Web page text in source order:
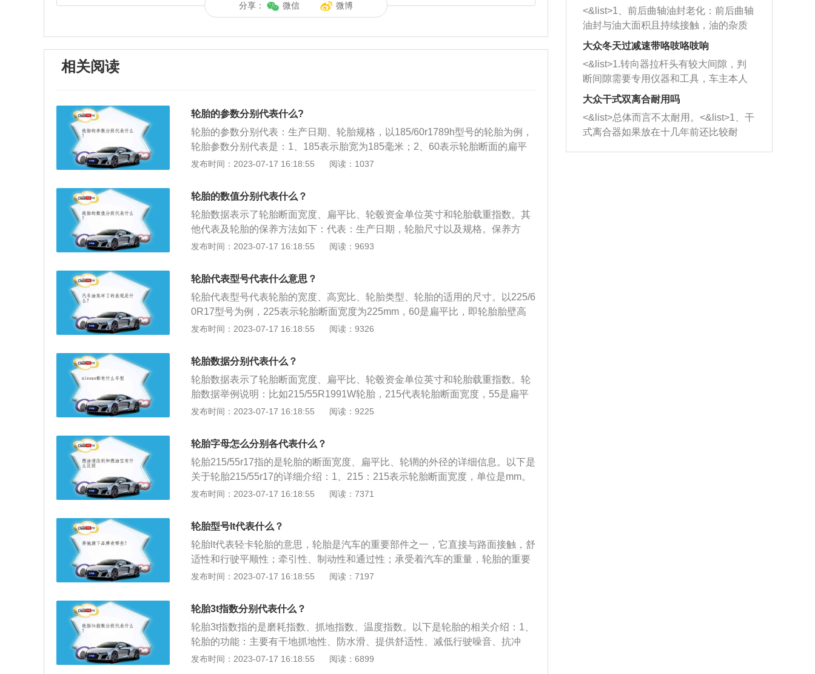
分享： 微信 微博
相关阅读
轮胎的参数分别代表什么?
轮胎的参数分别代表：生产日期、轮胎规格，以185/60r1789h型号的轮胎为例，
轮胎参数分别代表是：1、185表示胎宽为185毫米；2、60表示轮胎断面的扁平
比为百分之六十；3、r表示轮胎为子午线结构；4、17表示轮毂直径为17英寸；
接与路面接触和汽车悬架共同来缓和汽车行驶时所受到的冲击，保证汽车有良好
的乘坐舒适性和行驶平顺性，保证车轮和路面有良好的附着性，提高汽车的牵引
性、制动性和通过性，承受汽车的重量。正确使用轮胎的方法∶1、合理更换轮胎
可延长寿命很多司机都是四个轮胎使用到底都不会更换，其实这样对轮胎很不
好，一般车辆在行驶中，前轮因受到横向阻力和刹车装置之影响，易生偏磨耗；
前轮驱动的车辆每行驶8000公里时应做换位，而四轮驱动车辆则需要在每6000公
里时换位；3、备胎也可做替换轮胎很多司机往往在发生汽车轮胎被扎或爆胎的
情况下才想起备胎来。其实，如果备胎的规格和结构与车上正常使用的轮胎相
胎的磨损程度很均匀，不会浪费备胎。
发布时间：2023-07-17 16:18:55 阅读：1037
轮胎的数值分别代表什么？
轮胎数据表示了轮胎断面宽度、扁平比、轮毂资金单位英寸和轮胎载重指数。其
他代表及轮胎的保养方法如下：代表：生产日期，轮胎尺寸以及规格。保养方
法：定期清理轮胎缝隙里面的石子，避免让轮胎暴晒，经常检测轮胎的胎压，可
轮定位等。在行车中要选择路面行驶，躲避能扎破和划伤轮胎的物体，躲避化学
遗洒物质对轮胎的腐蚀。
发布时间：2023-07-17 16:18:55 阅读：9693
轮胎代表型号代表什么意思？
轮胎代表型号代表轮胎的宽度、高宽比、轮胎类型、轮胎的适用的尺寸。以225/6
0R17型号为例，225表示轮胎断面宽度为225mm，60是扁平比，即轮胎胎壁高
度和轮胎断面宽度的比例为百分之60，R代表的是该轮胎为子午线轮胎，17代表
m，通常轮胎的扁平比在百分之30至80之间，正常情况下，普通轿车不应使用扁
平比大于百分之75的轮胎，豪华轿车和高性能跑车推荐采用扁平比小于百分之60
的轮胎。
发布时间：2023-07-17 16:18:55 阅读：9326
轮胎数据分别代表什么？
轮胎数据表示了轮胎断面宽度、扁平比、轮毂资金单位英寸和轮胎载重指数。轮
胎数据举例说明：比如215/55R1991W轮胎，215代表轮胎断面宽度，55是扁平
比，R是辐射层结构，19是轮毂直径单位英寸，91是轮胎载重指数，W则是载重
好，因为轮胎胎面变宽以后虽然抓地力会变强，带也会带来高油耗以及明显胎
噪，还会影响到乘客的舒适性。
发布时间：2023-07-17 16:18:55 阅读：9225
轮胎字母怎么分别各代表什么？
轮胎215/55r17指的是轮胎的断面宽度、扁平比、轮辋的外径的详细信息。以下是
关于轮胎215/55r17的详细介绍：1、215：215表示轮胎断面宽度，单位是mm。
2、55：55是扁平比，即轮胎胎壁高度和轮胎断面宽度的比例，55代表百分之5
径，单位是英寸。5、其它内容：轮胎的胎壁上标有箭头或OUTERSIDE字样，其
表示轮胎的转动方向；胎壁上画有一个小雨伞标志，就表明这种轮胎适合于在雨
天或湿滑路面上行驶。有的轮胎还含有其他的字母或符号，是有特殊含义，“X”表
示高压胎、“C”表示加强型、“B”表示斜交胎、“一”表示低压胎。
发布时间：2023-07-17 16:18:55 阅读：7371
轮胎型号lt代表什么？
轮胎lt代表轻卡轮胎的意思，轮胎是汽车的重要部件之一，它直接与路面接触，舒
适性和行驶平顺性；牵引性、制动性和通过性；承受着汽车的重量，轮胎的重要
作用越来越受到人们的重视。关于轮胎购买和使用时的注意事项如下：1、平时
购买。轮胎是橡胶制品，即使放着不用也会出现老化现象。2、平时用车时，需
要经常检查胎压和轮胎表面是否存在破损：轮胎的胎壁比较脆弱，如果胎壁被划
破或扎破将无法修补。建议车主每四年更换一次轮胎，即使四年内行驶的里程较
少也要更换。
发布时间：2023-07-17 16:18:55 阅读：7197
轮胎3t指数分别代表什么？
轮胎3t指数指的是磨耗指数、抓地指数、温度指数。以下是轮胎的相关介绍：1、
轮胎的功能：主要有干地抓地性、防水滑、提供舒适性、减低行驶噪音、抗冲
击、湿地抓地性、承载性、操控能力、平均磨耗、里程数。2、轮胎的截面结
发布时间：2023-07-17 16:18:55 阅读：6899
西取出来。但如果是因为积碳过多引起
的堵塞，就需要将三元催化器泡在草酸
洗剂对堵塞的情况得到解决，将清洗剂
放在燃油箱中，与燃油混合后，车辆启
动时，就可以和汽油一起进入到燃烧
室，最后形成废气排出，就可以让三元
催化器得到清洗，排气管堵塞的情况就
能够得到解决。
一圈半的练习，往右同样也要打相同的
圈数。 <&list>3、最后强调要反复练
习，这样就可以形成肌肉记忆，在真实
驾驶车辆时，不需要记忆也能打好方
向。
<&list>1、前后曲轴油封老化：前后曲轴
油封与油大面积且持续接触，油的杂质
和发动机内持续温度变化使其密封效果
逐渐减弱，导致渗油或漏油。<&list>2、
活塞间隙过大：积碳会使活塞环与缸体
的间隙扩大，导致机油流入燃烧室中，
造成烧机油。<&list>3、机油粘度。使用
机油粘度过小的话，同样会有烧机油现
象，机油粘度过小具有很好的流动性，
大众冬天过减速带咯吱咯吱响
<&list>1.转向器拉杆头有较大间隙，判
断间隙需要专用仪器和工具，车主本人
无法制作，需要将车辆送到修理厂或4s
店；<&list>2.车辆半轴套管防尘罩破
裂，破裂后会出现漏油现象，使半轴磨
损严重，磨损的半轴容易损坏，产生异
响；<&list>3.稳定器的转向胶套和球头
大众干式双离合耐用吗
<&list>总体而言不太耐用。<&list>1、干
式离合器如果放在十几年前还比较耐